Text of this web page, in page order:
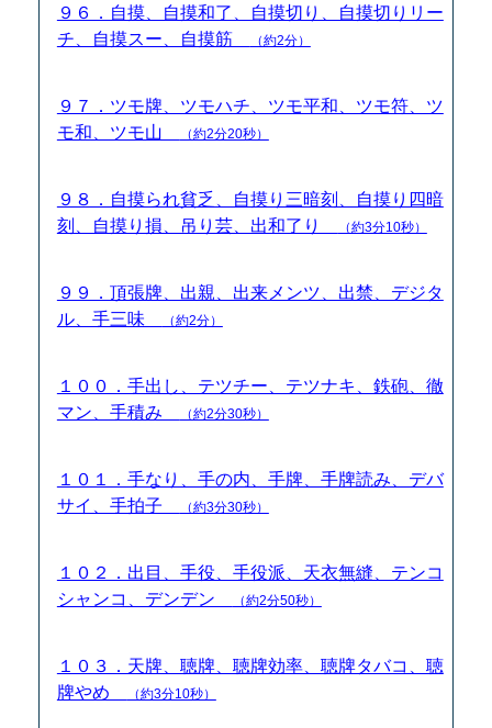
９６．自摸、自摸和了、自摸切り、自摸切りリー
チ、自摸スー、自摸筋
（約2分）
９７．ツモ牌、ツモハチ、ツモ平和、ツモ符、ツ
モ和、ツモ山
（約2分20秒）
９８．自摸られ貧乏、自摸り三暗刻、自摸り四暗
刻、自摸り損、吊り芸、出和了り
（約3分10秒）
９９．頂張牌、出親、出来メンツ、出禁、デジタ
ル、手三味
（約2分）
１００．手出し、テツチー、テツナキ、鉄砲、徹
マン、手積み
（約2分30秒）
１０１．手なり、手の内、手牌、手牌読み、デバ
サイ、手拍子
（約3分30秒）
１０２．出目、手役、手役派、天衣無縫、テンコ
シャンコ、デンデン
（約2分50秒）
１０３．天牌、聴牌、聴牌効率、聴牌タバコ、聴
牌やめ
（約3分10秒）